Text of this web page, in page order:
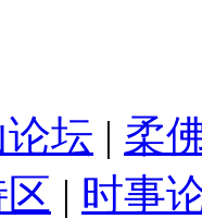
坛 | 柔
| 时事